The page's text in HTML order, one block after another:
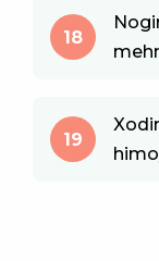
18
19